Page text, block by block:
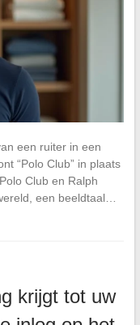
een ruiter in een
“Polo Club” in plaats
Club en Ralph
een beeldtaal…
krijgt tot uw